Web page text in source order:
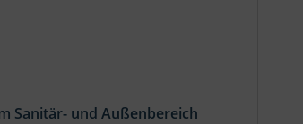
Sanitär- und Außenbereich